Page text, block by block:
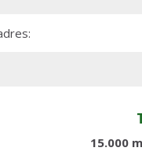
15.000